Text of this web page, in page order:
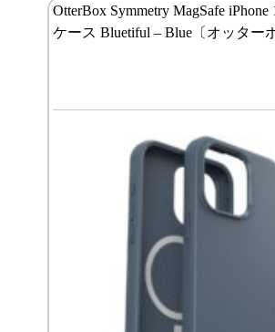
OtterBox Symmetry MagSafe iPhone
ケース Bluetiful – Blue〔オッター